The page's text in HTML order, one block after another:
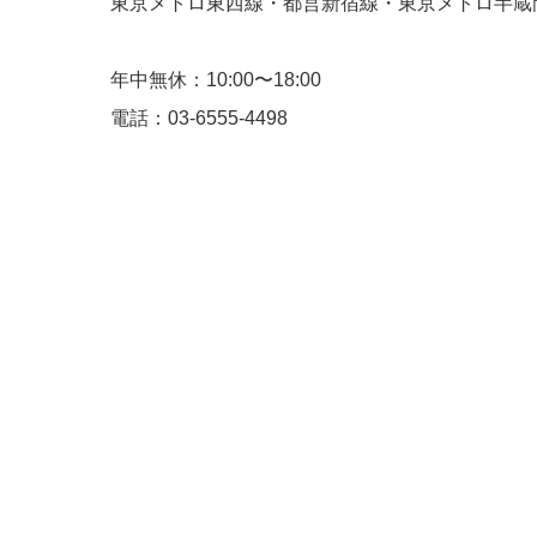
年中無休：10:00〜18:00
電話：03-6555-4498